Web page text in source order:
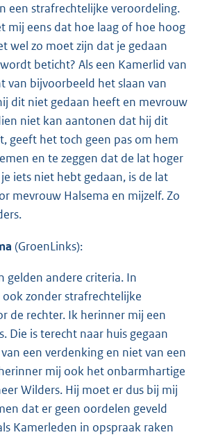
een strafrechtelijke veroordeling.
mij eens dat hoe laag of hoe hoog
wel zo moet zijn dat je gedaan
beticht? Als een Kamerlid van
van bijvoorbeeld het slaan van
dit niet gedaan heeft en mevrouw
niet kan aantonen dat hij dit
geeft het toch geen pas om hem
en te zeggen dat de lat hoger
iets niet hebt gedaan, is de lat
mevrouw Halsema en mijzelf. Zo
(GroenLinks):
gelden andere criteria. In
zonder strafrechtelijke
de rechter. Ik herinner mij een
Die is terecht naar huis gegaan
een verdenking en niet van een
mij ook het onbarmhartige
Wilders. Hij moet er dus bij mij
dat er geen oordelen geveld
Kamerleden in opspraak raken